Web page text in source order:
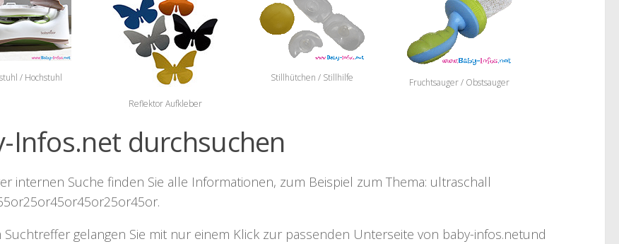
/ Hochstuhl
Reflektor Aufkleber
Stillhütchen / Stillhilfe Fruchtsauger / Obstsauger
Infos.net durchsuchen
internen Suche finden Sie alle Informationen, zum Beispiel zum Thema: ultraschall
.
Suchtreffer gelangen Sie mit nur einem Klick zur passenden Unterseite von baby-infos.netund